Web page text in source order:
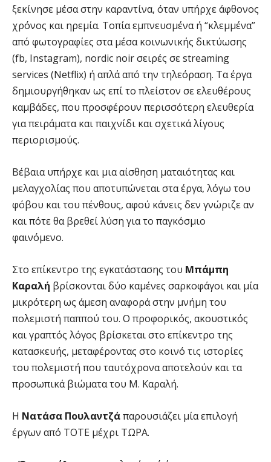
ξεκίνησε μέσα στην καραντίνα, όταν υπήρχε άφθονος
χρόνος και ηρεμία. Τοπία εμπνευσμένα ή “κλεμμένα”
από φωτογραφίες στα μέσα κοινωνικής δικτύωσης
(fb, Instagram), nordic noir σειρές σε streaming
services (Netflix) ή απλά από την τηλεόραση. Τα έργα
δημιουργήθηκαν ως επί το πλείστον σε ελευθέρους
καμβάδες, που προσφέρουν περισσότερη ελευθερία
για πειράματα και παιχνίδι και σχετικά λίγους
περιορισμούς.
Βέβαια υπήρχε και μια αίσθηση ματαιότητας και
μελαγχολίας που αποτυπώνεται στα έργα, λόγω του
φόβου και του πένθους, αφού κάνεις δεν γνώριζε αν
και πότε θα βρεθεί λύση για το παγκόσμιο
φαινόμενο.
Στο επίκεντρο της εγκατάστασης του Μπάμπη
Καραλή βρίσκονται δύο καμένες σαρκοφάγοι και μία
μικρότερη ως άμεση αναφορά στην μνήμη του
πολεμιστή παππού του. Ο προφορικός, ακουστικός
και γραπτός λόγος βρίσκεται στο επίκεντρο της
κατασκευής, μεταφέροντας στο κοινό τις ιστορίες
του πολεμιστή που ταυτόχρονα αποτελούν και τα
προσωπικά βιώματα του Μ. Καραλή.
Η Νατάσα Πουλαντζάπαρουσιάζει μία επιλογή
έργων από ΤΟΤΕ μέχρι ΤΩΡΑ.